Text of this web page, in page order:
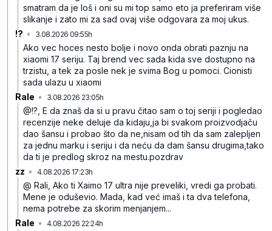
smatram da je loš i oni su mi top samo eto ja preferiram više
slikanje i zato mi za sad ovaj više odgovara za moj ukus.
!? • 3.08.2026 09:55h
Ako vec hoces nesto bolje i novo onda obrati paznju na
xiaomi 17 seriju. Taj brend vec sada kida sve dostupno na
trzistu, a tek za posle nek je svima Bog u pomoci. Cionisti
sada ulazu u xiaomi
Rale • 3.08.2026 23:05h
@!?, E da znaš da si u pravu čitao sam o toj seriji i pogledao
recenzije neke deluje da kidaju,ja bi svakom proizvodjaču
dao šansu i probao što da ne,nisam od tih da sam zalepljen
za jednu marku i seriju i da neću da dam šansu drugima,tako
da ti je predlog skroz na mestu.pozdrav
zz • 4.08.2026 17:23h
@ Rali, Ako ti Xaimo 17 ultra nije preveliki, vredi ga probati.
Mene je oduševio. Mada, kad već imaš i ta dva telefona,
nema potrebe za skorim menjanjem...
Rale • 4.08.2026 22:24h